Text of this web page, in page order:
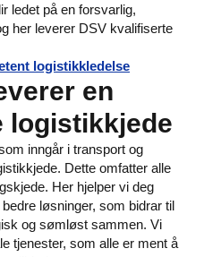
ledet på en forsvarlig,
her leverer DSV kvalifiserte
logistikkledelse
en
logistikkjede
inngår i transport og
Dette omfatter alle
Her hjelper vi deg
løsninger, som bidrar til
og sømløst sammen. Vi
tjenester, som alle er ment å